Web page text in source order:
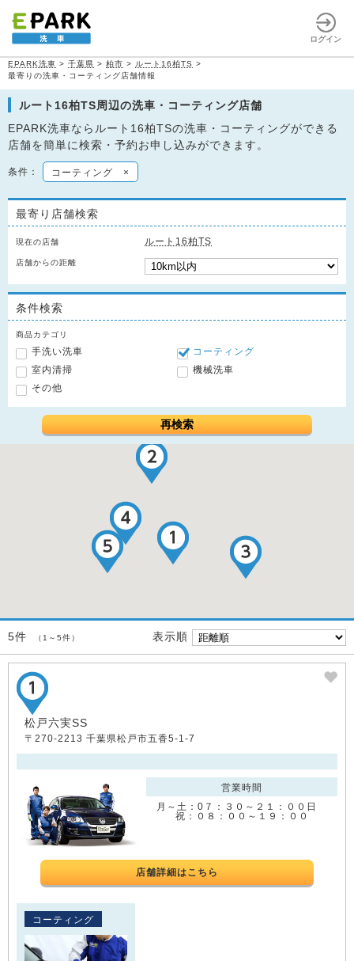
ログイン
EPARK洗車 > 千葉県 > 柏市 > ルート16柏TS >
最寄りの洗車・コーティング店舗情報
ルート16柏TS周辺の洗車・コーティング店舗
EPARK洗車ならルート16柏TSの洗車・コーティングができる
店舗を簡単に検索・予約お申し込みができます。
条件： コーティング ×
最寄り店舗検索
現在の店舗 ルート16柏TS
店舗からの距離
条件検索
商品カテゴリ
手洗い洗車
コーティング
室内清掃
機械洗車
その他
再検索
5件 （1～5件） 表示順
松戸六実SS
〒270-2213 千葉県松戸市五香5-1-7
営業時間
月～土：0７：３０～２１：００日
祝：０８：００～１９：００
店舗詳細はこちら
コーティング